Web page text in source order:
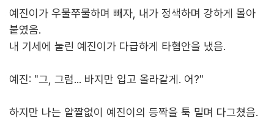
예진이가 우물쭈물하며 빼자, 내가 정색하며 강하게 몰아
붙였음.
내 기세에 눌린 예진이가 다급하게 타협안을 냈음.
예진: "그, 그럼... 바지만 입고 올라갈게. 어?"
하지만 나는 얄짤없이 예진이의 등짝을 툭 밀며 다그쳤음.